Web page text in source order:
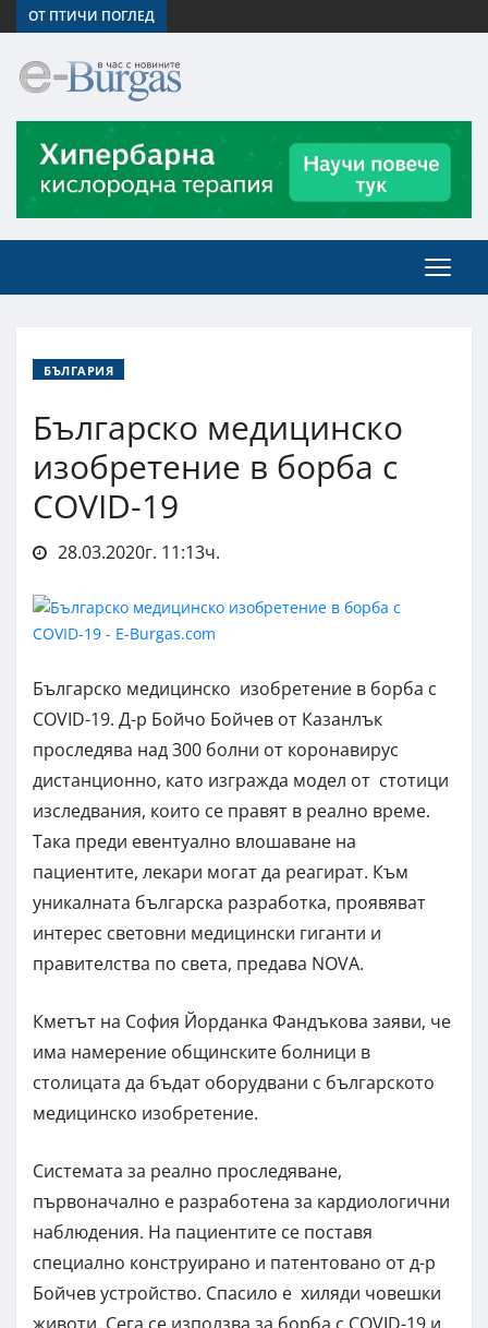
ОТ ПТИЧИ ПОГЛЕД
БЪЛГАРИЯ
Българско медицинско
изобретение в борба с
COVID-19
28.03.2020г. 11:13ч.
Българско медицинско изобретение в борба с
COVID-19. Д-р Бойчо Бойчев от Казанлък
проследява над 300 болни от коронавирус
дистанционно, като изгражда модел от стотици
изследвания, които се правят в реално време.
Така преди евентуално влошаване на
пациентите, лекари могат да реагират. Към
уникалната българска разработка, проявяват
интерес световни медицински гиганти и
правителства по света, предава NOVA.
Кметът на София Йорданка Фандъкова заяви, че
има намерение общинските болници в
столицата да бъдат оборудвани с българското
медицинско изобретение.
Системата за реално проследяване,
първоначално е разработена за кардиологични
наблюдения. На пациентите се поставя
специално конструирано и патентовано от д-р
Бойчев устройство. Спасило е хиляди човешки